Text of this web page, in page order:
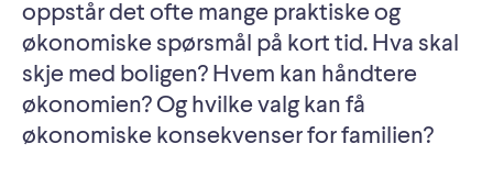
oppstår det ofte mange praktiske og
økonomiske spørsmål på kort tid. Hva skal
skje med boligen? Hvem kan håndtere
økonomien? Og hvilke valg kan få
økonomiske konsekvenser for familien?